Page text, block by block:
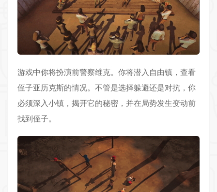
游戏中你将扮演前警察维克。你将潜入自由镇，查看
侄子亚历克斯的情况。不管是选择躲避还是对抗，你
必须深入小镇，揭开它的秘密，并在局势发生变动前
找到侄子。